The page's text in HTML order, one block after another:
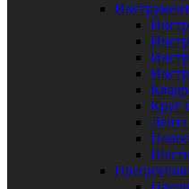
Круг